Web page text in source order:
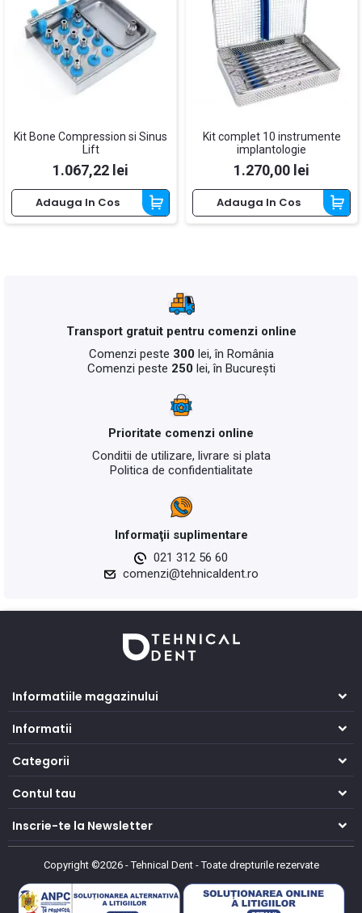
Kit Bone Compression si Sinus
Lift
Pret
1.067,22 lei
Adauga In Cos
Kit complet 10 instrumente
implantologie
Pret
1.270,00 lei
Adauga In Cos
Transport gratuit pentru comenzi online
Comenzi peste 300lei, în România
Comenzi peste 250lei, în București
Prioritate comenzi online
Conditii de utilizare, livrare si plata
Politica de confidentialitate
Informaţii suplimentare
021 312 56 60
comenzi@tehnicaldent.ro
Informatiile magazinului
Informatii
Categorii
Contul tau
Inscrie-te la Newsletter
Copyright ©2026 - Tehnical Dent - Toate drepturile rezervate